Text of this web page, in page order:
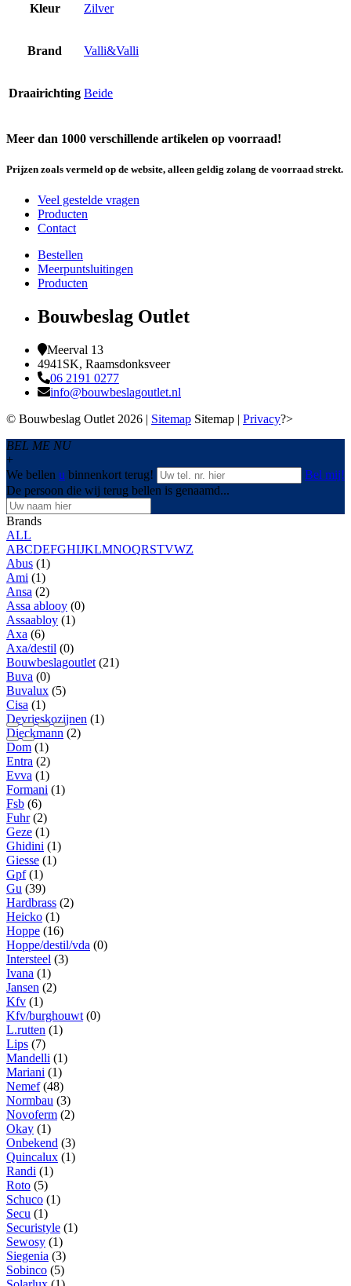
Kleur Zilver
Brand Valli&Valli
Draairichting Beide
Meer dan 1000 verschillende artikelen op voorraad!
Prijzen zoals vermeld op de website, alleen geldig zolang de voorraad strekt.
Veel gestelde vragen
Producten
Contact
Bestellen
Meerpuntsluitingen
Producten
Bouwbeslag Outlet
Meerval 13
4941SK, Raamsdonksveer
06 2191 0277
info@bouwbeslagoutlet.nl
© Bouwbeslag Outlet 2026 | Sitemap Sitemap | Privacy?>
BEL ME NU
+
We bellen u binnenkort terug!
Bel mij!
De persoon die wij terug bellen is genaamd...
Brands
ALL
ABCDEFGHIJKLMNOQRSTVWZ
Abus (1)
Ami (1)
Ansa (2)
Assa ablooy (0)
Assaabloy (1)
Axa (6)
Axa/destil (0)
Bouwbeslagoutlet (21)
Buva (0)
Buvalux (5)
Cisa (1)
Devrieskozijnen (1)
Dieckmann (2)
Dom (1)
Entra (2)
Evva (1)
Formani (1)
Fsb (6)
Fuhr(2)
Geze (1)
Ghidini (1)
Giesse (1)
Gpf(1)
Gu (39)
Hardbrass (2)
Heicko (1)
Hoppe (16)
Hoppe/destil/vda (0)
Intersteel (3)
Ivana (1)
Jansen (2)
Kfv (1)
Kfv/burghouwt (0)
L.rutten (1)
Lips (7)
Mandelli (1)
Mariani (1)
Nemef(48)
Normbau (3)
Novoferm (2)
Okay (1)
Onbekend (3)
Quincalux (1)
Randi (1)
Roto (5)
Schuco (1)
Secu (1)
Securistyle (1)
Sewosy (1)
Siegenia (3)
Sobinco (5)